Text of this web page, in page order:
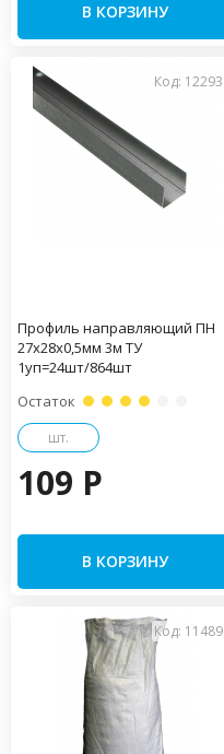
В КОРЗИНУ
Код: 12293
Профиль направляющий ПН
27х28х0,5мм 3м ТУ
1уп=24шт/864шт
Остаток
шт.
109 P
В КОРЗИНУ
Код: 11489